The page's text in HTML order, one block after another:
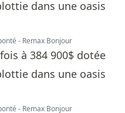
- Remax Bonjour
- Remax Bonjour